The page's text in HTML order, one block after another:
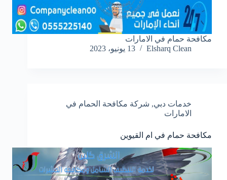
مكافحة حمام في الامارات
Elsharq Clean
13 يونيو، 2023
خدمات دبي, شركة مكافحة الحمام في
الامارات
مكافحة حمام في ام القيوين